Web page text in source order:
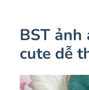
BST
cute dễ